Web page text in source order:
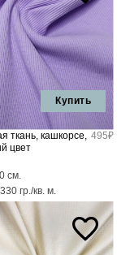
Купить
ткань, кашкорсе,
цвет
495₽
см.
330 гр./кв. м.